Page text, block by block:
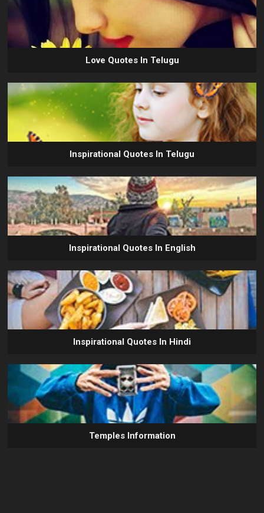
Love Quotes In Telugu
Inspirational Quotes In Telugu
Inspirational Quotes In English
Inspirational Quotes In Hindi
Temples Information